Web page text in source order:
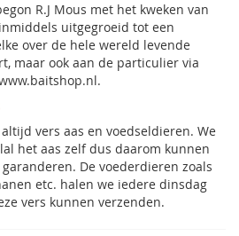
R.J Mous met het kweken van
uitgegroeid tot een
over de hele wereld levende
maar ook aan de particulier via
vers aas en voedseldieren. We
het aas zelf dus daarom kunnen
De voederdieren zoals
etc. halen we iedere dinsdag
vers kunnen verzenden.